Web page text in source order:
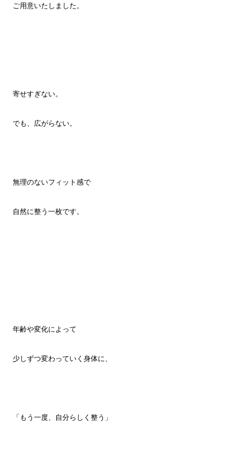
ご用意いたしました。
寄せすぎない。
でも、広がらない。
無理のないフィット感で
自然に整う一枚です。
年齢や変化によって
少しずつ変わっていく身体に、
「もう一度、自分らしく整う」